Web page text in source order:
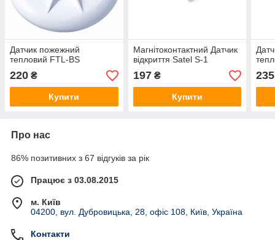
Датчик пожежний
тепловий FTL-ВЅ
220 ₴
Купити
Магнітоконтактний Датчик
відкриття Satel S-1
197₴
Купити
235
Про нас
86% позитивних з 67 відгуків за рік
Працює з 03.08.2015
м. Київ
04200, вул. Дубровицька, 28, офіс 108, Київ, Україна
Контакти